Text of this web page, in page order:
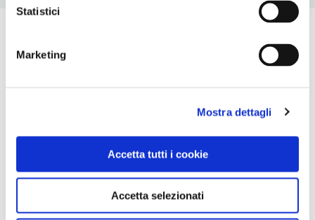
Statistici
Marketing
Mostra dettagli
Accetta tutti i cookie
Accetta selezionati